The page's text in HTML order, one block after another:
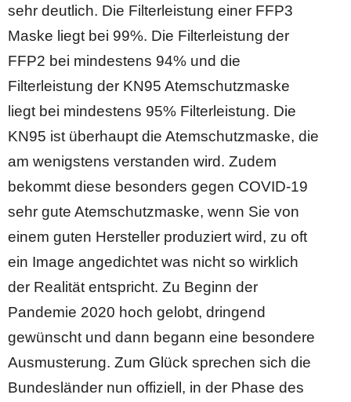
sehr deutlich. Die Filterleistung einer FFP3
Maske liegt bei 99%. Die Filterleistung der
FFP2 bei mindestens 94% und die
Filterleistung der KN95 Atemschutzmaske
liegt bei mindestens 95% Filterleistung. Die
KN95 ist überhaupt die Atemschutzmaske, die
am wenigstens verstanden wird. Zudem
bekommt diese besonders gegen COVID-19
sehr gute Atemschutzmaske, wenn Sie von
einem guten Hersteller produziert wird, zu oft
ein Image angedichtet was nicht so wirklich
der Realität entspricht. Zu Beginn der
Pandemie 2020 hoch gelobt, dringend
gewünscht und dann begann eine besondere
Ausmusterung. Zum Glück sprechen sich die
Bundesländer nun offiziell, in der Phase des